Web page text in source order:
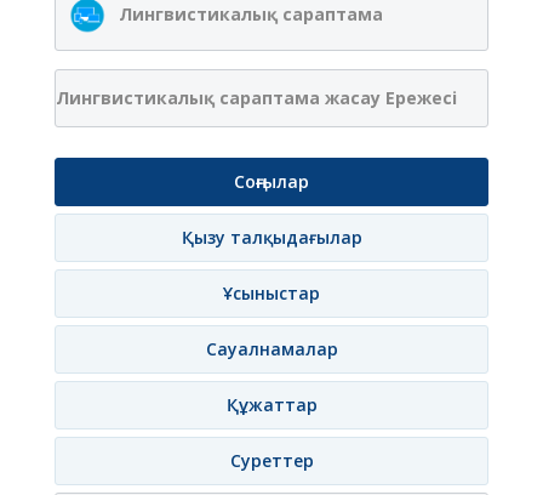
Лингвистикалық сараптама
Лингвистикалық сараптама жасау Ережесі
Соңғылар
Қызу талқыдағылар
Ұсыныстар
Сауалнамалар
Құжаттар
Суреттер